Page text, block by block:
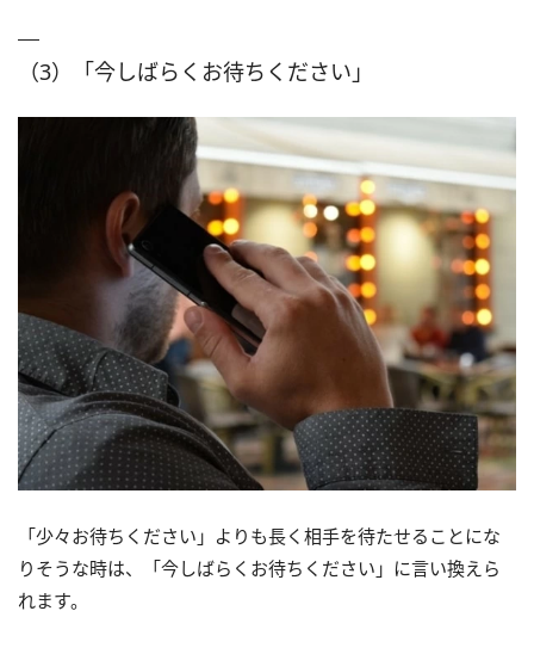
（3）「今しばらくお待ちください」
「少々お待ちください」よりも長く相手を待たせることにな
りそうな時は、「今しばらくお待ちください」に言い換えら
れます。